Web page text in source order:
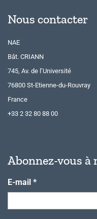
Nous contacter
NAE
Bât. CRIANN
745, Av. de l’Université
76800 St-Etienne-du-Rouvray
France
+33 2 32 80 88 00
Abonnez-vous
E-mail *